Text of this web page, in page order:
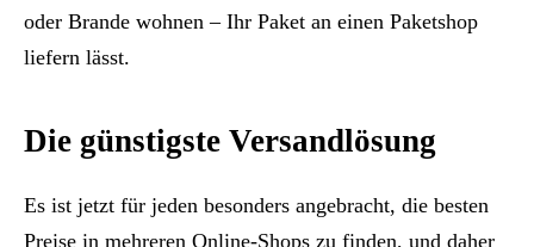
oder Brande wohnen – Ihr Paket an einen Paketshop
liefern lässt.
Die günstigste Versandlösung
Es ist jetzt für jeden besonders angebracht, die besten
Preise in mehreren Online-Shops zu finden, und daher